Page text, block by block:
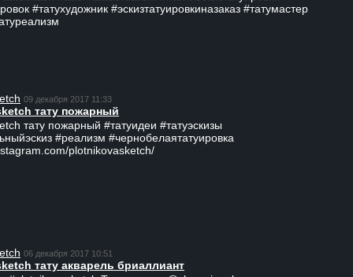
#татухудожник #эскизтатуировкиназаказ #татумастер
09 декабря 2017 11:33
тату пожарный
тату пожарный #татуидеи #татуэскизы
#реализм #чернобелаятатуировка
plotnikovasketch/
06 декабря 2017 10:51
тату акварель бриаллиант